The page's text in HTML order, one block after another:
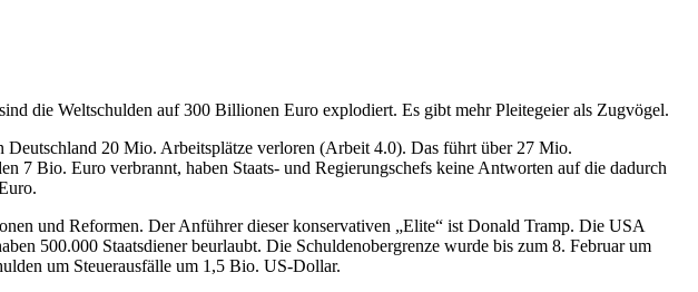
die Weltschulden auf 300 Billionen Euro explodiert. Es gibt mehr Pleitegeier als Zugvögel.
20 Mio. Arbeitsplätze verloren (Arbeit 4.0). Das führt über 27 Mio.
7 Bio. Euro verbrannt, haben Staats- und Regierungschefs keine Antworten auf die dadurch
und Reformen. Der Anführer dieser konservativen „Elite“ ist Donald Tramp. Die USA
500.000 Staatsdiener beurlaubt. Die Schuldenobergrenze wurde bis zum 8. Februar um
um Steuerausfälle um 1,5 Bio. US-Dollar.